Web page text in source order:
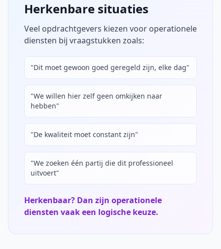
Herkenbare situaties
Veel opdrachtgevers kiezen voor operationele
diensten bij vraagstukken zoals:
"Dit moet gewoon goed geregeld zijn, elke dag"
"We willen hier zelf geen omkijken naar
hebben"
"De kwaliteit moet constant zijn"
"We zoeken één partij die dit professioneel
uitvoert"
Herkenbaar? Dan zijn operationele
diensten vaak een logische keuze.